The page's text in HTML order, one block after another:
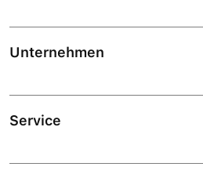
Unternehmen
Service